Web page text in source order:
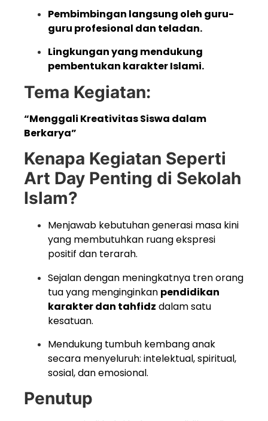
Pembimbingan langsung oleh guru-
guru profesional dan teladan.
Lingkungan yang mendukung
pembentukan karakter Islami.
Tema Kegiatan:
“Menggali Kreativitas Siswa dalam
Berkarya”
Kenapa Kegiatan Seperti
Art Day Penting di Sekolah
Islam?
Menjawab kebutuhan generasi masa kini
yang membutuhkan ruang ekspresi
positif dan terarah.
Sejalan dengan meningkatnya tren orang
tua yang menginginkan pendidikan
karakter dan tahfidz dalam satu
kesatuan.
Mendukung tumbuh kembang anak
secara menyeluruh: intelektual, spiritual,
sosial, dan emosional.
Penutup